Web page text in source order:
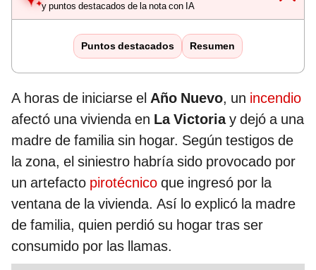
y puntos destacados de la nota con IA
Puntos destacados Resumen
A horas de iniciarse el Año Nuevo, un incendio
afectó una vivienda en La Victoriay dejó a una
madre de familia sin hogar. Según testigos de
la zona, el siniestro habría sido provocado por
un artefacto pirotécnico que ingresó por la
ventana de la vivienda. Así lo explicó la madre
de familia, quien perdió su hogar tras ser
consumido por las llamas.